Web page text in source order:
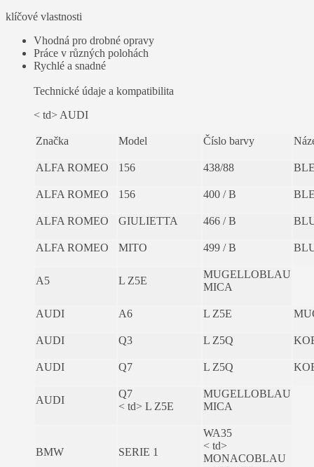
klíčové vlastnosti
Vhodná pro drobné opravy
Práce v různých polohách
Rychlé a snadné
Technické údaje a kompatibilita
< td> AUDI
Značka Model Číslo barvy
ALFA ROMEO 156 438/88
ALFA ROMEO 156 400 / B
ALFA ROMEO GIULIETTA 466 / B
ALFA ROMEO MITO 499 / B
A5 L Z5E
MUGELLOBLAU
MICA
AUDI A6 L Z5E
AUDI Q3 L Z5Q
AUDI Q7 L Z5Q
AUDI
Q7
< td> L Z5E
MUGELLOBLAU
MICA
BMW SERIE 1
WA35
< td>
MONACOBLAU